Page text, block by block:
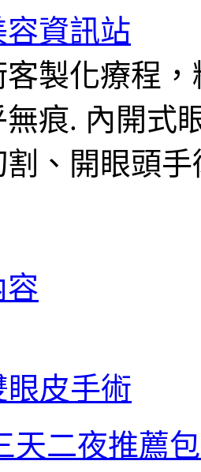
資訊站
製化療程
痕. 內開式
、開眼頭
容
皮手術
天二夜推薦